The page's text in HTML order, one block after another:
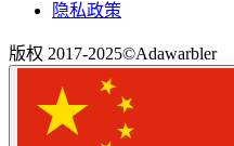
隐私政策
版权 2017-2025©Adawarbler